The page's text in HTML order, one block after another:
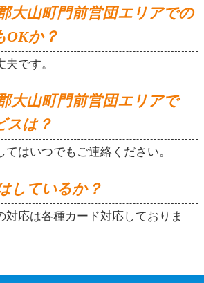
大山町門前営団エリアでの
OKか？
です。
大山町門前営団エリアで
スは？
はいつでもご連絡ください。
しているか？
対応は各種カード対応しておりま